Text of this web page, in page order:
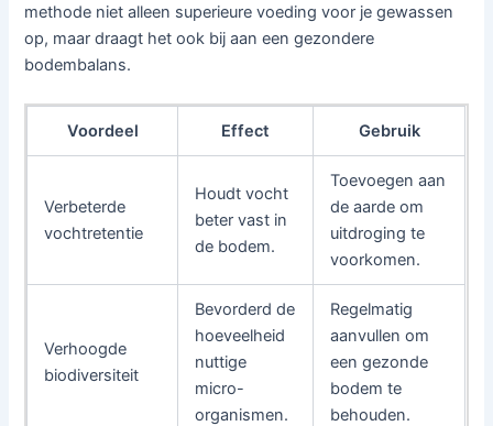
methode niet alleen superieure voeding voor je gewassen
op, maar draagt het ook bij aan een gezondere
bodembalans.
Voordeel Effect Gebruik
Verbeterde
vochtretentie
Houdt vocht
beter vast in
de bodem.
Toevoegen aan
de aarde om
uitdroging te
voorkomen.
Verhoogde
biodiversiteit
Bevorderd de
hoeveelheid
nuttige
micro-
organismen.
Regelmatig
aanvullen om
een gezonde
bodem te
behouden.